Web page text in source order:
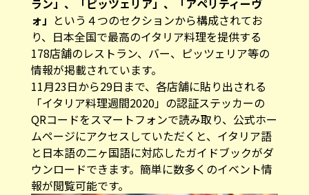
ラン」、「ピッツェリア」、「アペリティーヴ
ォ」 という４つのセクションから構成されてお
り、日本全国で最高のイタリア料理を提供する
178店舗のレストラン、バー、ピッツェリア等の
情報が掲載されています。
11月23日から29日まで、各店舗に貼り出される
「イタリア料理週間2020」の認証ステッカーの
QRコードをスマートフォンで読み取り、公式ホー
ムページにアクセスしていただくと、イタリア語
と日本語の二ヶ国語に対応したガイドブックがダ
ウンロードできます。簡単に数多くのイベント情
報が閲覧可能です。